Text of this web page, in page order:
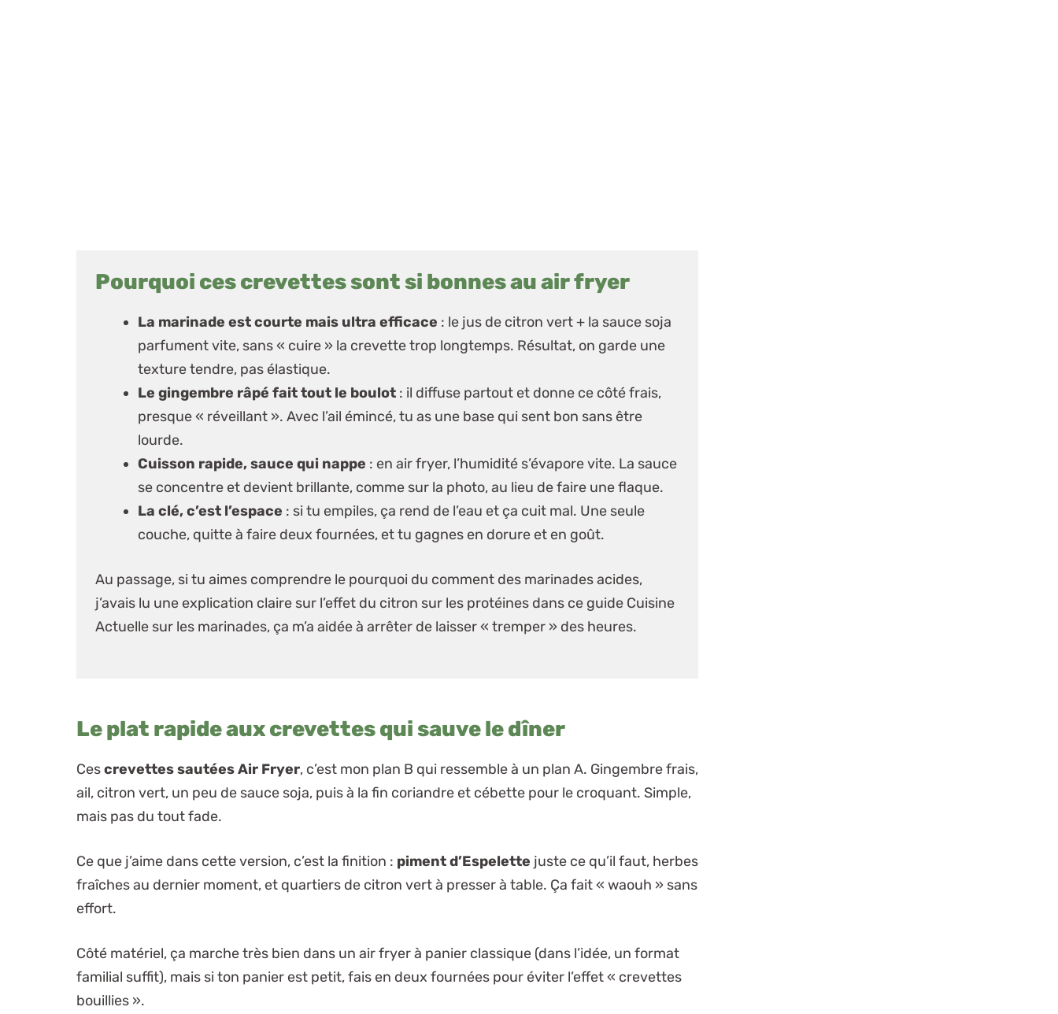
Pourquoi ces crevettes sont si bonnes au air fryer
La marinade est courte mais ultra efficace : le jus de citron vert + la sauce soja
parfument vite, sans « cuire » la crevette trop longtemps. Résultat, on garde une
texture tendre, pas élastique.
Le gingembre râpé fait tout le boulot : il diffuse partout et donne ce côté frais,
presque « réveillant ». Avec l’ail émincé, tu as une base qui sent bon sans être
lourde.
Cuisson rapide, sauce qui nappe : en air fryer, l’humidité s’évapore vite. La sauce
se concentre et devient brillante, comme sur la photo, au lieu de faire une flaque.
La clé, c’est l’espace : si tu empiles, ça rend de l’eau et ça cuit mal. Une seule
couche, quitte à faire deux fournées, et tu gagnes en dorure et en goût.
Au passage, si tu aimes comprendre le pourquoi du comment des marinades acides,
j’avais lu une explication claire sur l’effet du citron sur les protéines dans ce guide Cuisine
Actuelle sur les marinades, ça m’a aidée à arrêter de laisser « tremper » des heures.
Le plat rapide aux crevettes qui sauve le dîner
Cescrevettes sautées Air Fryer, c’est mon plan B qui ressemble à un plan A. Gingembre frais,
ail, citron vert, un peu de sauce soja, puis à la fin coriandre et cébette pour le croquant. Simple,
mais pas du tout fade.
Ce que j’aime dans cette version, c’est la finition : piment d’Espelette juste ce qu’il faut, herbes
fraîches au dernier moment, et quartiers de citron vert à presser à table. Ça fait « waouh » sans
effort.
Côté matériel, ça marche très bien dans un air fryer à panier classique (dans l’idée, un format
familial suffit), mais si ton panier est petit, fais en deux fournées pour éviter l’effet « crevettes
bouillies ».